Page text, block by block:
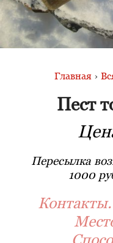
Главная ›
Пест
Пересылка
1000